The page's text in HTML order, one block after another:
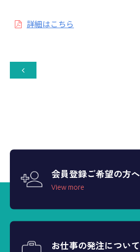
詳細はこちら

会員登録ご希望の方へ
View more
お仕事の発注について